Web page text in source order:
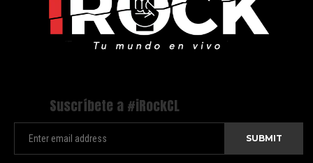
Suscríbete a #iRockCL